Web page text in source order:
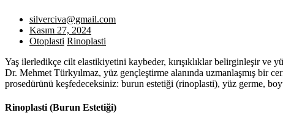
silverciva@gmail.com
Kasım 27, 2024
Otoplasti Rinoplasti
Yaş ilerledikçe cilt elastikiyetini kaybeder, kırışıklıklar belirginleşir ve
Dr. Mehmet Türkyılmaz, yüz gençleştirme alanında uzmanlaşmış bir
prosedürünü keşfedeceksiniz: burun estetiği (rinoplasti), yüz germe,
Rinoplasti (Burun Estetiği)